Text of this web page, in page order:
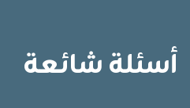
أسئلة شائعة